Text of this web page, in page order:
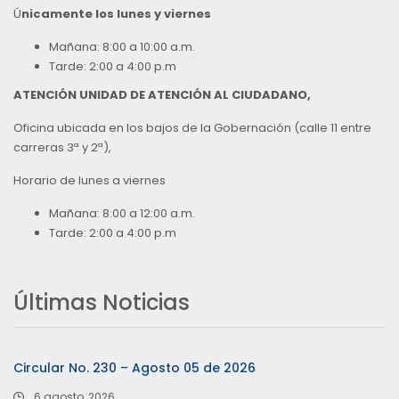
Únicamente los lunes y viernes
Mañana: 8:00 a 10:00 a.m.
Tarde: 2:00 a 4:00 p.m
ATENCIÓN UNIDAD DE ATENCIÓN AL CIUDADANO,
Oficina ubicada en los bajos de la Gobernación (calle 11 entre
carreras 3ª y 2ª),
Horario de lunes a viernes
Mañana: 8:00 a 12:00 a.m.
Tarde: 2:00 a 4:00 p.m
Últimas Noticias
Circular No. 230 – Agosto 05 de 2026